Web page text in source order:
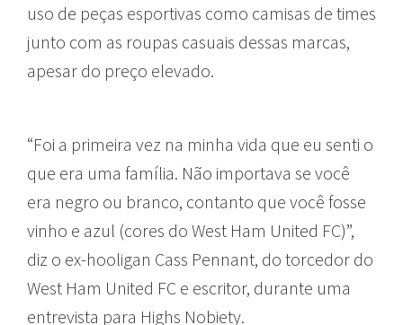
uso de peças esportivas como camisas de times
junto com as roupas casuais dessas marcas,
apesar do preço elevado.
“Foi a primeira vez na minha vida que eu senti o
que era uma família. Não importava se você
era negro ou branco, contanto que você fosse
vinho e azul (cores do West Ham United FC)”,
diz o ex-hooligan Cass Pennant, do torcedor do
West Ham United FC e escritor, durante uma
entrevista para Highs Nobiety.